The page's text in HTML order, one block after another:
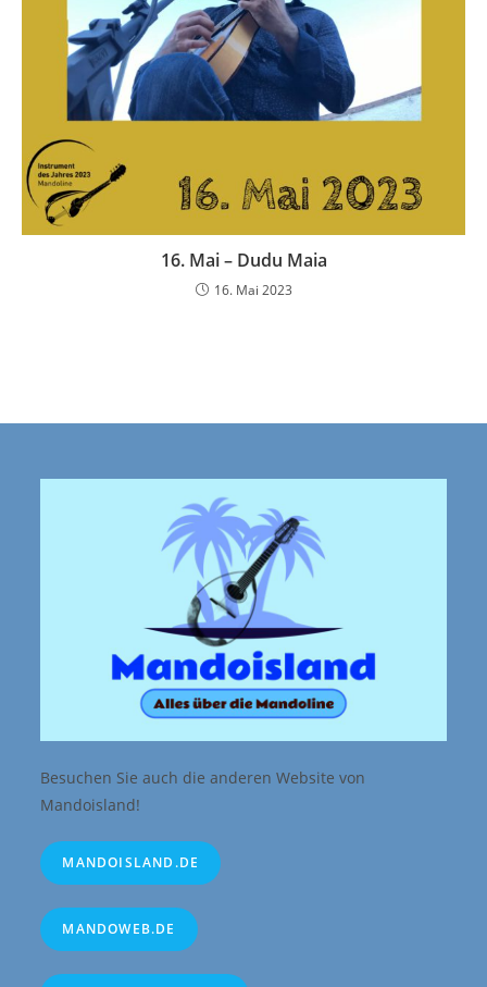
16. Mai – Dudu Maia
16. Mai 2023
Besuchen Sie auch die anderen Website von
Mandoisland!
MANDOISLAND.DE
MANDOWEB.DE